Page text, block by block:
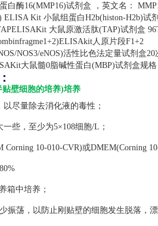
白酶16(MMP16)试剂盒 ，英文名：
ELISA Kit 小鼠组蛋白H2b(histon-H2b)试
大鼠原激活肽(TAP)试剂盒
人原片段F1+2
NOS3/eNOS)活性比色法定量试剂盒20
大鼠髓0脂碱性蛋白(MBP)试剂盒规
壁细胞的培养)培养
尽量除去消化液的毒性；
些，至少为5×108细胞/L；
10-010-CVR)或DMEM(Corning
中培养；
荡，以防止刚贴壁的细胞发生脱落，